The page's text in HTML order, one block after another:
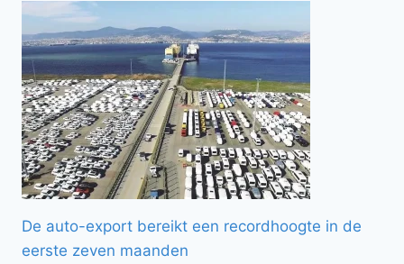
De auto-export bereikt een recordhoogte in de
eerste zeven maanden